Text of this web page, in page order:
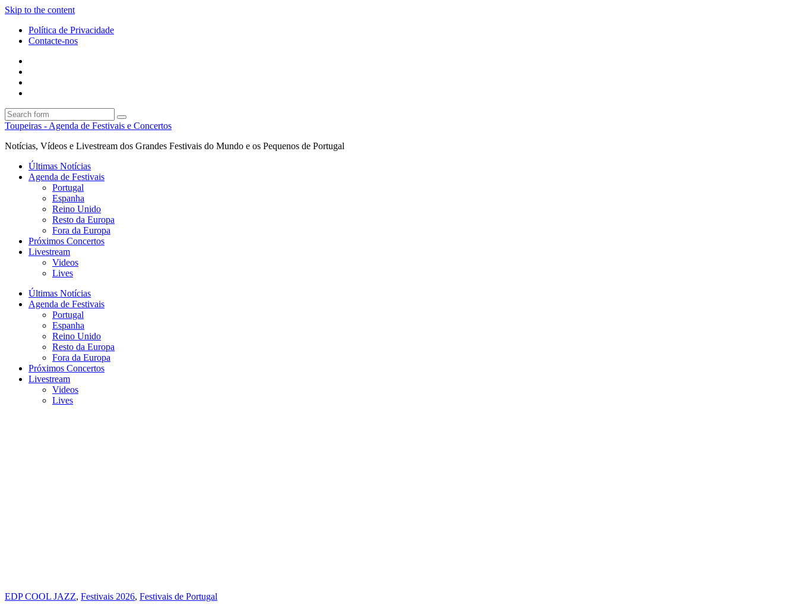
Skip to the content
Política de Privacidade
Contacte-nos
Search
Toupeiras - Agenda de Festivais e Concertos
Notícias, Vídeos e Livestream dos Grandes Festivais do Mundo e os Pequenos de Portugal
Últimas Notícias
Agenda de Festivais
Portugal
Espanha
Reino Unido
Resto da Europa
Fora da Europa
Próximos Concertos
Livestream
Videos
Lives
Últimas Notícias
Agenda de Festivais
Portugal
Espanha
Reino Unido
Resto da Europa
Fora da Europa
Próximos Concertos
Livestream
Videos
Lives
EDP COOL JAZZ, Festivais 2026, Festivais de Portugal